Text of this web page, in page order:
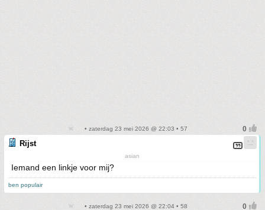
• zaterdag 23 mei 2026 @ 22:03 • 57
Rijst
asian
Iemand een linkje voor mij?
ben populair
• zaterdag 23 mei 2026 @ 22:04 • 58